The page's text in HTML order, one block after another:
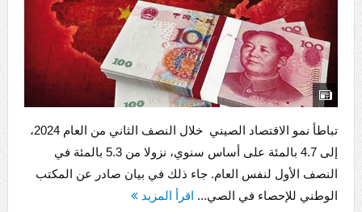
تباطأ نمو الاقتصاد الصيني خلال النصف الثاني من العام 2024،
إلى 4.7 بالمئة على أساس سنوي، نزولا من 5.3 بالمئة في
النصف الأول لنفس العام. جاء ذلك في بيان صادر عن المكتب
الوطني للإحصاء في الصي... اقرأ المزيد